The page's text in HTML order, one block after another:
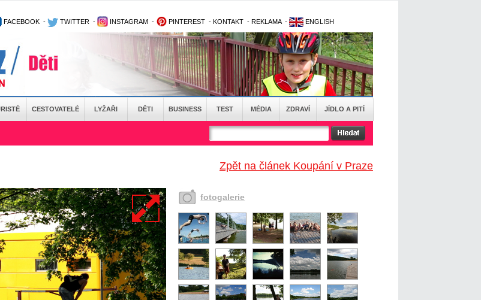
FACEBOOK - TWITTER - INSTAGRAM - PINTEREST - KONTAKT - REKLAMA - ENGLISH
CESTOVATELÉ LYŽAŘI DĚTI BUSINESS TEST MÉDIA ZDRAVÍ JÍDLO A PITÍ
Zpět na článek Koupání v Praze
fotogalerie